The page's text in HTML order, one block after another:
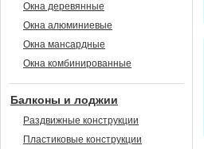
Окна деревянные
Окна алюминиевые
Окна мансардные
Окна комбинированные
Балконы и лоджии
Раздвижные конструкции
Пластиковые конструкции